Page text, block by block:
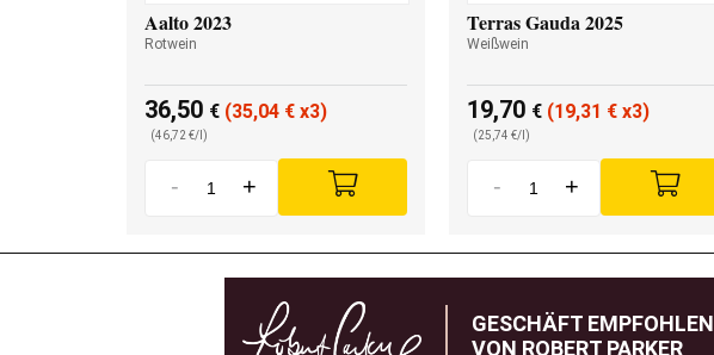
Aalto 2023
Rotwein
36,50 € (35,04 € x3)
(46,72 €/l)
- +
Terras Gauda 2025
Weißwein
19,70 € (19,31 € x3)
(25,74 €/l)
- +
GESCHÄFT EMPFOHLEN
VON ROBERT PARKER